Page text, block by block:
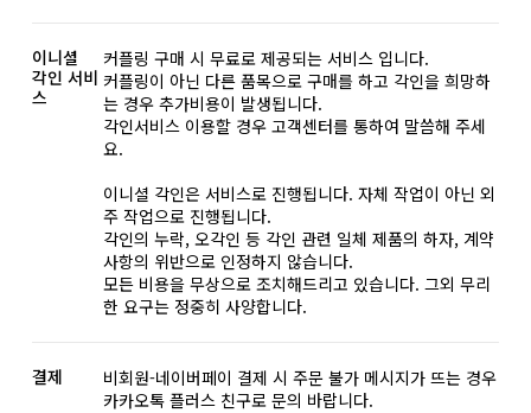
이니셜
각인 서비
스
커플링 구매 시 무료로 제공되는 서비스 입니다.
커플링이 아닌 다른 품목으로 구매를 하고 각인을 희망하
는 경우 추가비용이 발생됩니다.
각인서비스 이용할 경우 고객센터를 통하여 말씀해 주세
요.
이니셜 각인은 서비스로 진행됩니다. 자체 작업이 아닌 외
주 작업으로 진행됩니다.
각인의 누락, 오각인 등 각인 관련 일체 제품의 하자, 계약
사항의 위반으로 인정하지 않습니다.
모든 비용을 무상으로 조치해드리고 있습니다. 그외 무리
한 요구는 정중히 사양합니다.
결제
비회원-네이버페이 결제 시 주문 불가 메시지가 뜨는 경우
카카오톡 플러스 친구로 문의 바랍니다.